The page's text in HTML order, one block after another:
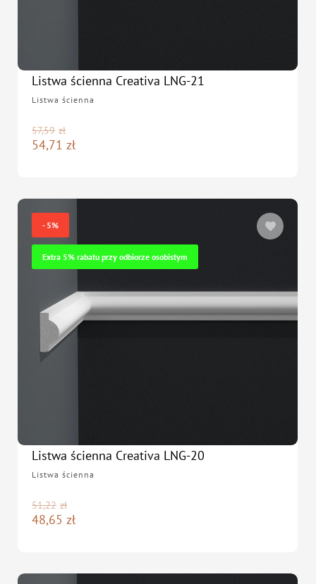
Listwa ścienna Creativa LNG-21
Listwa ścienna
zł
57,59
zł
54,71
- 5%
Extra 5% rabatu przy odbiorze osobistym
Listwa ścienna Creativa LNG-20
Listwa ścienna
zł
51,22
zł
48,65